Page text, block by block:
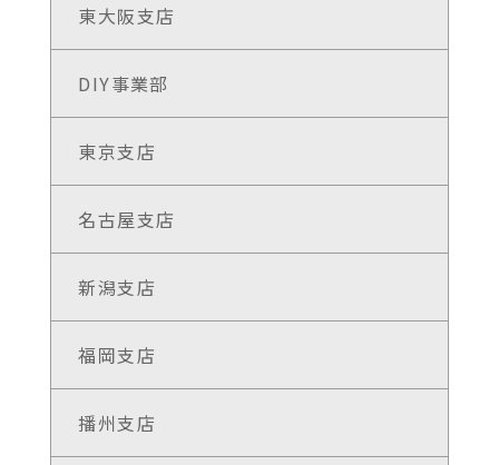
東大阪支店
DIY事業部
東京支店
名古屋支店
新潟支店
福岡支店
播州支店